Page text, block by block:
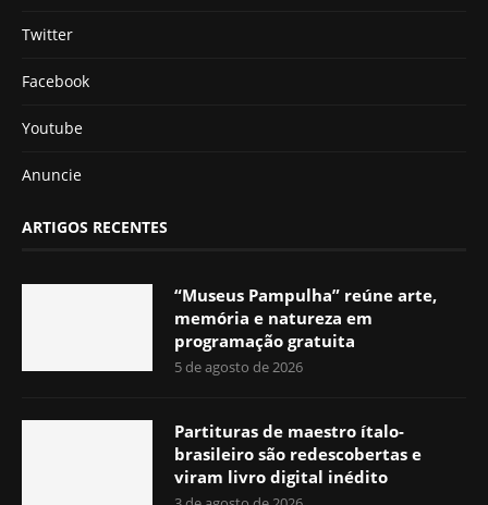
Twitter
Facebook
Youtube
Anuncie
ARTIGOS RECENTES
“Museus Pampulha” reúne arte,
memória e natureza em
programação gratuita
5 de agosto de 2026
Partituras de maestro ítalo-
brasileiro são redescobertas e
viram livro digital inédito